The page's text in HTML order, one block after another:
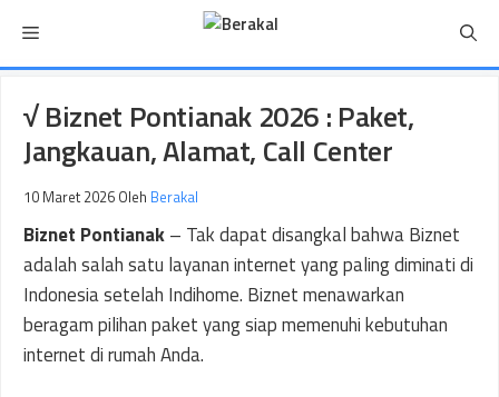
isi
Menu
√ Biznet Pontianak 2026 : Paket,
Jangkauan, Alamat, Call Center
10 Maret 2026 Oleh Berakal
Biznet Pontianak– Tak dapat disangkal bahwa Biznet
adalah salah satu layanan internet yang paling diminati di
Indonesia setelah Indihome. Biznet menawarkan
beragam pilihan paket yang siap memenuhi kebutuhan
internet di rumah Anda.